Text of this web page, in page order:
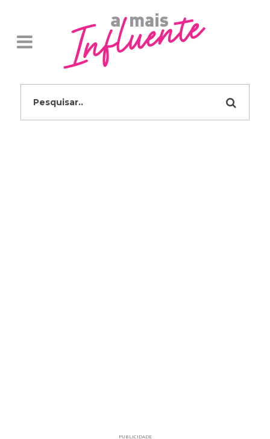
PUBLICIDADE